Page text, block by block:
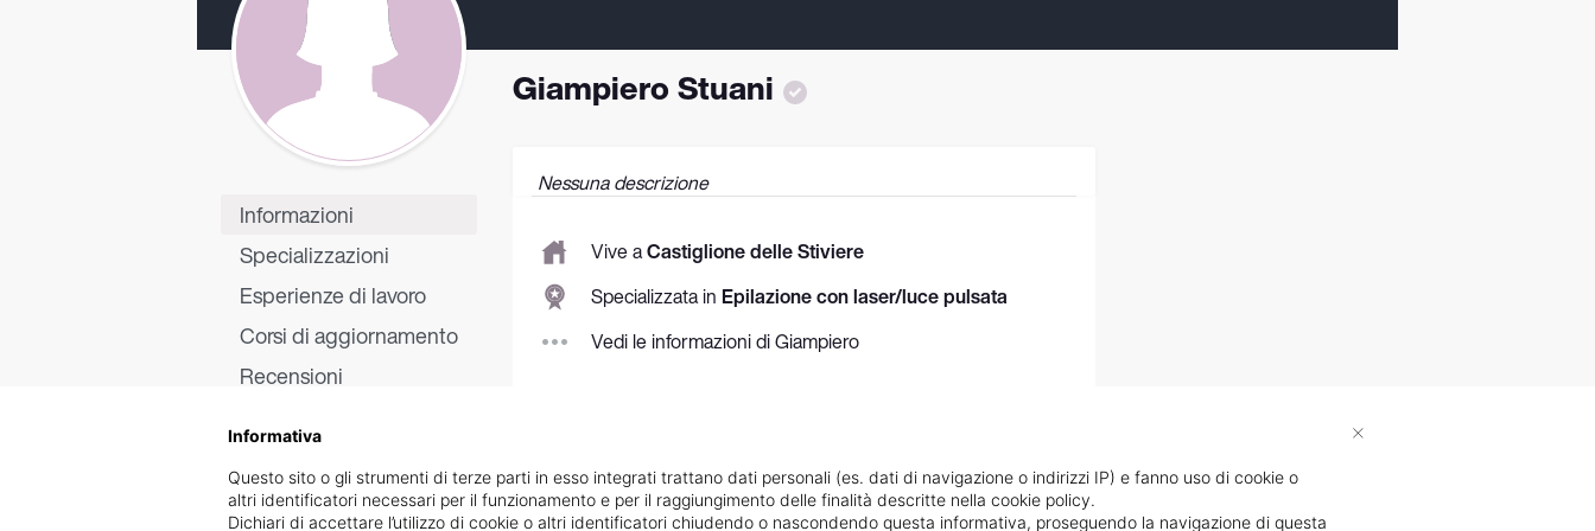
Informazioni
Specializzazioni
Esperienze di lavoro
Corsi di aggiornamento
Recensioni
Giampiero Stuani
Nessuna descrizione
Vive aCastiglione delle Stiviere
Specializzata in Epilazione con laser/luce pulsata
Vedi le informazioni di Giampiero
Informativa
Questo sito o gli strumenti di terze parti in esso integrati trattano dati personali (es. dati di navigazione o indirizzi IP) e fanno uso di cookie o
altri identificatori necessari per il funzionamento e per il raggiungimento delle finalità descritte nella cookie policy.
Dichiari di accettare l’utilizzo di cookie o altri identificatori chiudendo o nascondendo questa informativa, proseguendo la navigazione di questa
×